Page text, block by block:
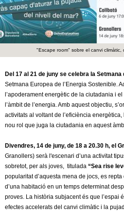
d
e
G
a
n
e
c
a
"Escape room" sobre el canvi climàtic,
Del 17 al 21 de juny se celebra la Setmana
Setmana Europea de l’Energia Sostenible.
l’apoderament energètic de la ciutadania i
l’àmbit de l’energia. Amb aquest objectiu,
activitats al voltant de l’eficiència
nou rol que juga la ciutadania en aquest
Divendres, 14 de juny, de 18 a 20.30 h, el
Granollers) serà l'escenari d’una activitat
sobretot, per als joves, titulada “Sea rise
popularitat d’aquesta mena de jocs, es
d’una habitació en un temps determinat
proves. La història subjacent és que l’espai
efectes accelerats del canvi climàtic i la